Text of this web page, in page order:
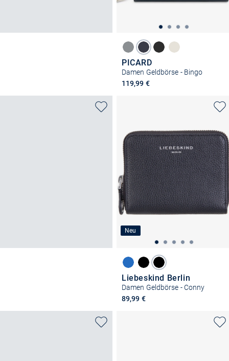
PICARD
Damen Geldbörse - Bingo
119,99 €
Neu
Liebeskind Berlin
Damen Geldbörse - Conny
89,99 €